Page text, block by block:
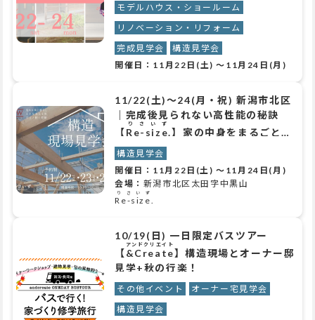
モデルハウス・ショールーム
リノベーション・リフォーム
完成見学会
構造見学会
開催日： 11月22日(土) ～ 11月24日(月)
11/22(土)～24(月・祝) 新潟市北区
｜完成後見られない高性能の秘訣
【Re-size.
りさいず
】家の中身をまるごとチ
ェック！
構造見学会
開催日： 11月22日(土) ～ 11月24日(月)
会場： 新潟市北区太田字中黒山
Re-size.
りさいず
10/19(日) 一日限定バスツアー
【&Create
アンドクリエイト
】構造現場とオーナー邸
見学+秋の行楽！
その他イベント
オーナー宅見学会
構造見学会